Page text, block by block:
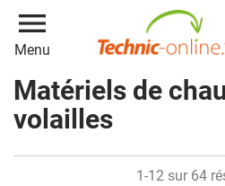
menu
Menu
Matériels de
volailles
1-12 sur 64